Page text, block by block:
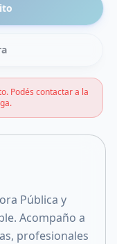
Podés contactar a la
Pública y
Acompaño a
profesionales